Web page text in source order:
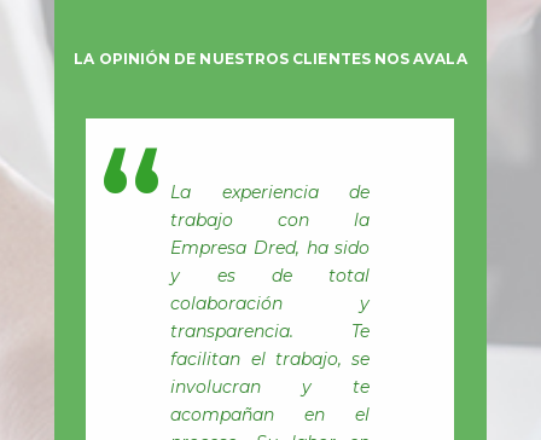
LA OPINIÓN DE NUESTROS CLIENTES NOS AVALA
Desde nuestro centro
ha sido un placer
trabajar con DRED
como proveedor de
contenido y de
plataforma educativa.